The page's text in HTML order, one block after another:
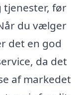
tjenester, før
du vælger
det en god
da det
af markedet